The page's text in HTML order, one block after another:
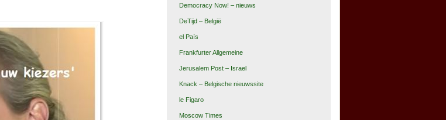
Democracy Now! – nieuws
DeTijd – België
el País
Frankfurter Allgemeine
Jerusalem Post – Israel
Knack – Belgische nieuwssite
le Figaro
Moscow Times